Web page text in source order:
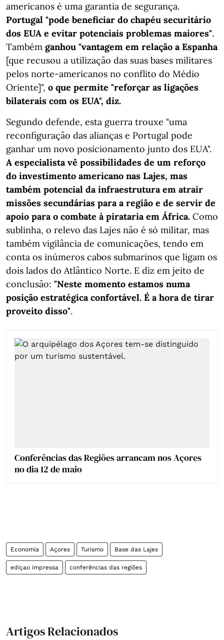
americanos é uma garantia de segurança.
Portugal "pode beneficiar do chapéu securitário
dos EUA e evitar potenciais problemas maiores".
Também ganhou "vantagem em relação a Espanha
[que recusou a utilização das suas bases militares
pelos norte-americanos no conflito do Médio
Oriente]", o que permite "reforçar as ligações
bilaterais com os EUA", diz.
Segundo defende, esta guerra trouxe "uma
reconfiguração das alianças e Portugal pode
ganhar um novo posicionamento junto dos EUA".
A especialista vê possibilidades de um reforço
do investimento americano nas Lajes, mas
também potencial da infraestrutura em atrair
missões secundárias para a região e de servir de
apoio para o combate à pirataria em África. Como
sublinha, o relevo das Lajes não é só militar, mas
também vigilância de comunicações, tendo em
conta os inúmeros cabos submarinos que ligam os
dois lados do Atlântico Norte. E diz em jeito de
conclusão: "Neste momento estamos numa
posição estratégica confortável. É a hora de tirar
proveito disso".
Conferências das Regiões arrancam nos Açores
no dia 12 de maio
Economia Açores Turismo Base das Lajes
ediçao impressa conferências das regiões
Artigos Relacionados